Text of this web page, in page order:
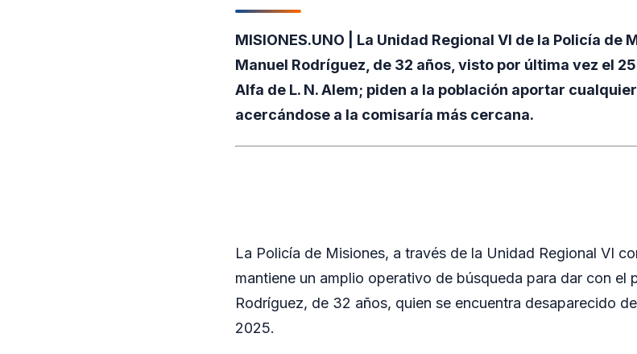
MISIONES.UNO | La Unidad Regional VI de la Policía de
Manuel Rodríguez, de 32 años, visto por última vez el
Alfa de L. N. Alem; piden a la población aportar
acercándose a la comisaría más cercana.
La Policía de Misiones, a través de la Unidad Regional VI
mantiene un amplio operativo de búsqueda para dar con el
Rodríguez, de 32 años, quien se encuentra desaparecido
2025.